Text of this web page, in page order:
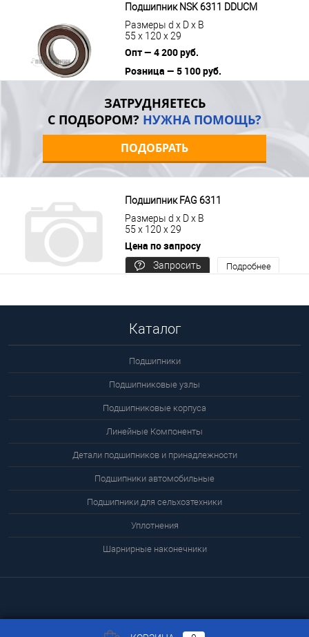
Подшипник NSK 6311 DDUCM
Размеры d x D x B
55 x 120 x 29
Опт — 4 200 руб.
Розница — 5 100 руб.
ЗАТРУДНЯЕТЕСЬ
С ПОДБОРОМ? НУЖНА ПОМОЩЬ?
ПОДОБРАТЬ
Подшипник FAG 6311
Размеры d x D x B
55 x 120 x 29
Цена по запросу
Запросить
Подробнее
Каталог
Подшипники
Подшипниковые узлы
Подшипниковые корпуса
Линейные Компоненты
Детали подшипников и принадлежности
Подшипники автомобильные
Подшипники для сельхозтехники
Уплотнения
Шарнирные наконечники